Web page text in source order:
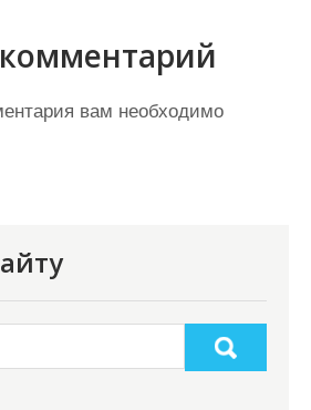
вам необходимо